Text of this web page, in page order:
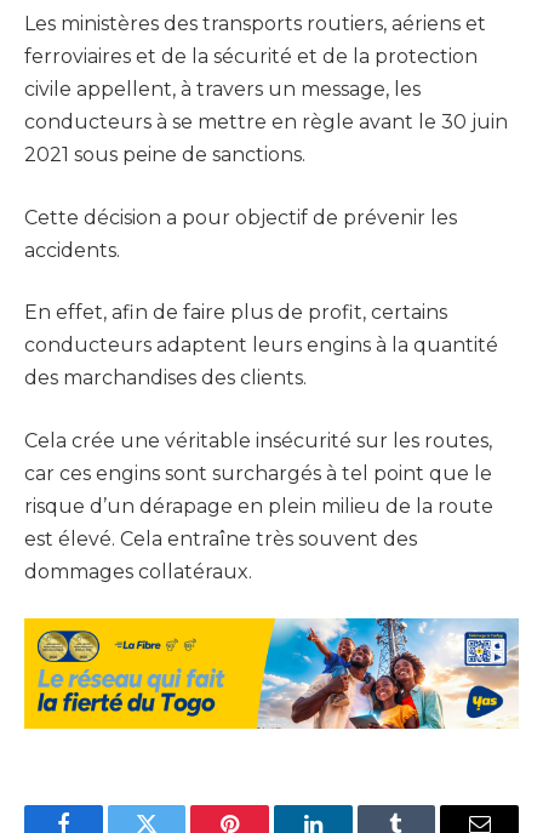
Les ministères des transports routiers, aériens et
ferroviaires et de la sécurité et de la protection
civile appellent, à travers un message, les
conducteurs à se mettre en règle avant le 30 juin
2021 sous peine de sanctions.
Cette décision a pour objectif de prévenir les
accidents.
En effet, afin de faire plus de profit, certains
conducteurs adaptent leurs engins à la quantité
des marchandises des clients.
Cela crée une véritable insécurité sur les routes,
car ces engins sont surchargés à tel point que le
risque d’un dérapage en plein milieu de la route
est élevé. Cela entraîne très souvent des
dommages collatéraux.